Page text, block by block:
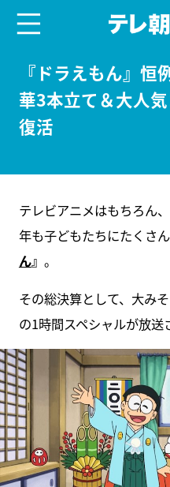
『ドラえもん』恒
華3本立て＆大人
復活
テレビアニメはもちろん
年も子どもたちにたくさ
ん』 。
その総決算として、大み
の1時間スペシャルが放送